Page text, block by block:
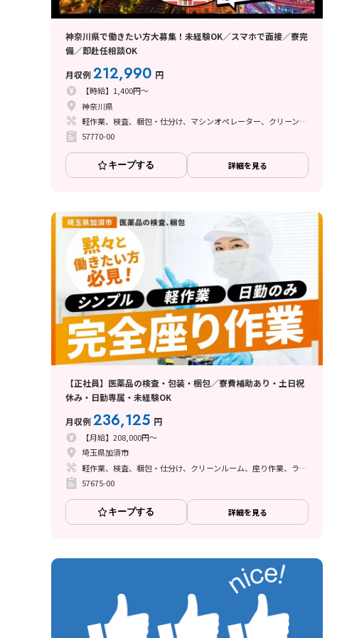
神奈川県で働きたい方大募集！未経験OK／スマホで面接／寮完
備／即赴任相談OK
月収例212,990 円
【時給】1,400円～
神奈川県
軽作業、検査、梱包・仕分け、マシンオペレーター、クリーンルーム、座り作業、ライン作業、溶接
57770-00
キープする 詳細を見る
【正社員】医薬品の検査・包装・梱包／寮費補助あり・土日祝
休み・日勤専属・未経験OK
月収例236,125 円
【月給】208,000円～
埼玉県加須市
軽作業、検査、梱包・仕分け、クリーンルーム、座り作業、ライン作業
57675-00
キープする 詳細を見る